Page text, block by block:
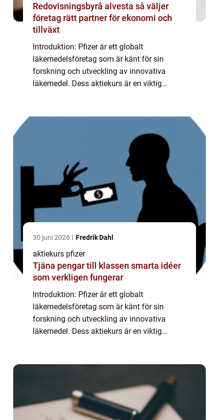
Redovisningsbyrå alvesta så väljer
företag rätt partner för ekonomi och
tillväxt
Introduktion: Pfizer är ett globalt
läkemedelsföretag som är känt för sin
forskning och utveckling av innovativa
läkemedel. Dess aktiekurs är en viktig
30 juni 2026 Fredrik Dahl
aktiekurs pfizer
Tjäna pengar till klassen smarta idéer
som verkligen fungerar
Introduktion: Pfizer är ett globalt
läkemedelsföretag som är känt för sin
forskning och utveckling av innovativa
läkemedel. Dess aktiekurs är en viktig